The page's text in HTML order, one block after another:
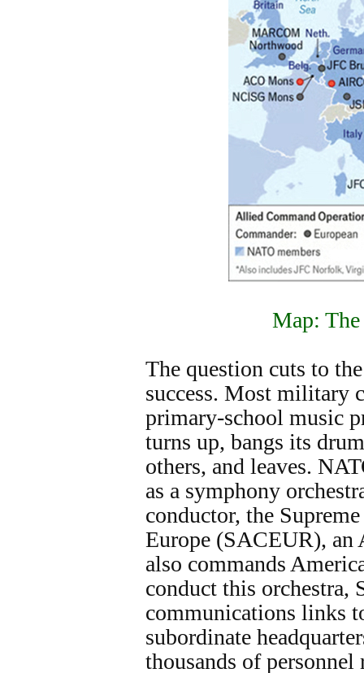
Map:
The question cuts to
success. Most military
primary-school music
turns up, bangs its
others, and leaves.
as a symphony
conductor, the
Europe (SACEUR), an
also commands
conduct this orchestra,
communications links
subordinate
thousands of personnel